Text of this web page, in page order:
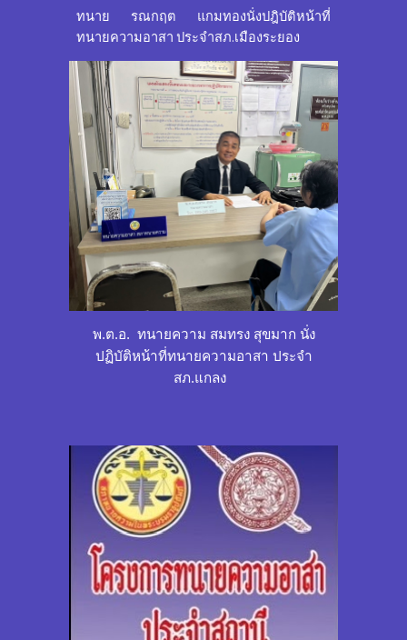
ทนาย รณกฤต แกมทองนั่งปฎิบัติหน้าที่
ทนายความอาสา ประจำสภ.เมืองระยอง
พ.ต.อ. ทนายความ สมทรง สุขมาก นั่ง
ปฏิบัติหน้าที่ทนายความอาสา ประจำ
สภ.แกลง